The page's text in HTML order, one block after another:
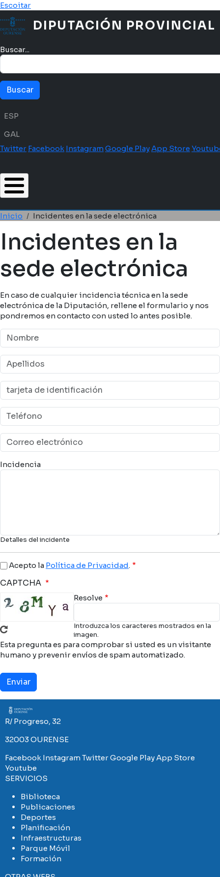
Pasar al contenido principal
Escoitar
DIPUTACIÓN PROVINCIAL
Buscar...
Menú idioma
ESP
GAL
Twitter Facebook InstagramGoogle PlayApp Store
Ruta de navegación
Inicio Incidentes en la sede electrónica
Incidentes en la
sede electrónica
En caso de cualquier incidencia técnica en la sede
electrónica de la Diputación, rellene el formulario y nos
pondremos en contacto con usted lo antes posible.
Incidencia
Detalles del incidente
Acepto la Política de Privacidad.
CAPTCHA
Resolve
Introduzca los caracteres mostrados en la
imagen.
Esta pregunta es para comprobar si usted es un visitante
humano y prevenir envíos de spam automatizado.
Imaxe
R/ Progreso, 32
32003 OURENSE
Facebook InstagramTwitterGoogle PlayApp Store
Youtube
SERVICIOS
Biblioteca
Publicaciones
Deportes
Planificación
Infraestructuras
Parque Móvil
Formación